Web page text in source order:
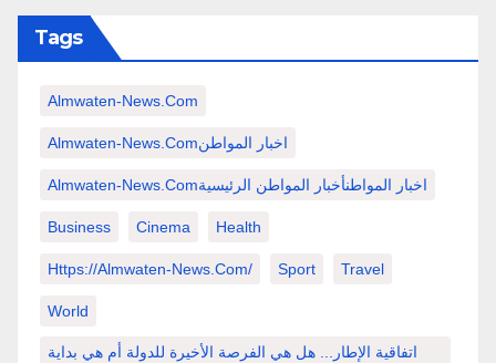
Tags
Almwaten-News.com
Almwaten-News.comاخبار المواطن
Almwaten-News.comاخبار المواطنأخبار المواطن الرئيسية
Business Cinema Health
Https://almwaten-News.com/ Sport Travel
World
اتفاقية الإطار... هل هي الفرصة الأخيرة للدولة أم هي بداية